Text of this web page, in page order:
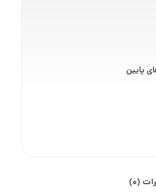
پایین
(0)